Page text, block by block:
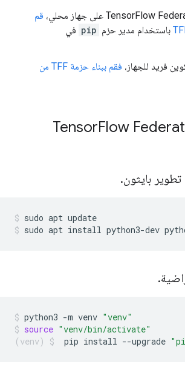
قم
باستخدام مدير حزم pip في
فريد للجهاز،
فقم ببناء حزمة TFF من
Flow
بايثون.
sudo apt update
sudo apt install python3-dev
.
python3 -m venv "venv"
source "venv/bin/activate"
pip install --upgrade